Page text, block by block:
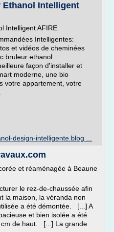
Ethanol Intelligent
Intelligent AFIRE
Intelligentes:
et vidéos de cheminées
bruleur ethanol
façon d'installer et
moderne, une bio
votre appartement, votre
design-intelligente.blog ...
et réaménagée à Beaune
le rez-de-chaussée afin
la maison, la véranda non
a été démontée. [...] A
et bien isolée a été
cm de haut. [...] La grande